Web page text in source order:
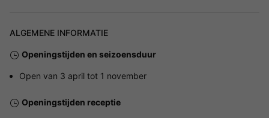
ALGEMENE INFORMATIE
Openingstijden en seizoensduur
Open van 3 april tot 1 november
Openingstijden receptie